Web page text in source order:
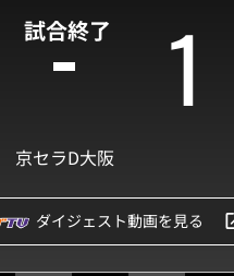
試合終了 1
京セラD大阪
ダイジェスト動画を見る